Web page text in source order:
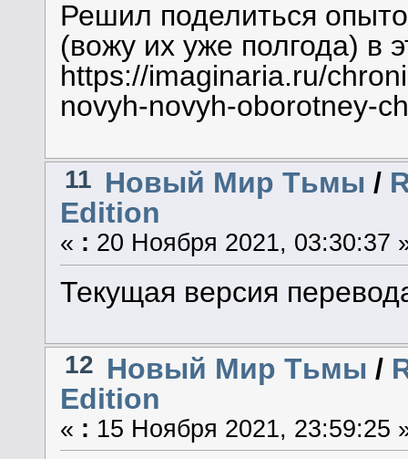
Решил поделиться
(вожу их уже полгода) в
https://imaginaria.ru/
novyh-novyh-oborotney-
11 Новый Мир Тьмы /
Edition
« : 20 Ноября 2021, 03:30:37
Текущая версия
12 Новый Мир Тьмы /
Edition
« : 15 Ноября 2021, 23:59:25